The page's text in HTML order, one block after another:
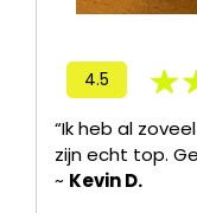
4.5
“Ik heb al
zijn echt top.
~ Kevin D.